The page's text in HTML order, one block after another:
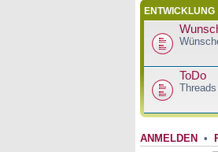
ENTWICKLUNG
ToDo
ANMELDEN •